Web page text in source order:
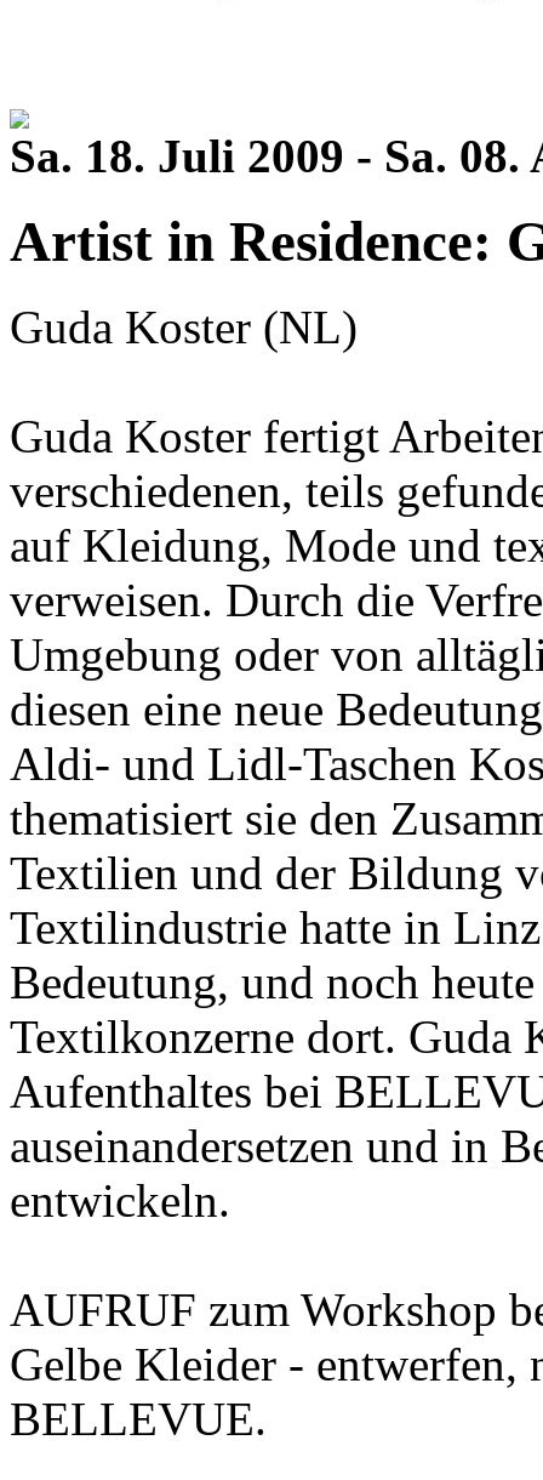
Sa. 18. Juli 2009 - Sa. 08.
Artist in Residence:
Guda Koster (NL)
Guda Koster fertigt
verschiedenen, teils
auf Kleidung, Mode und
verweisen. Durch die
Umgebung oder von
diesen eine neue
Aldi- und Lidl-Taschen
thematisiert sie den
Textilien und der Bildung
Textilindustrie hatte in
Bedeutung, und noch
Textilkonzerne dort. Guda
Aufenthaltes bei
auseinandersetzen und in
entwickeln.
AUFRUF zum Workshop
Gelbe Kleider - entwerfen,
BELLEVUE.